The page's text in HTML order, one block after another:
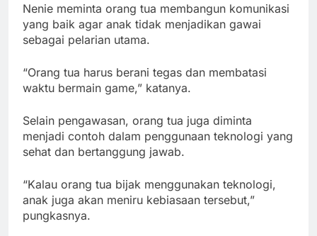
Nenie meminta orang tua membangun komunikasi
yang baik agar anak tidak menjadikan gawai
sebagai pelarian utama.
“Orang tua harus berani tegas dan membatasi
waktu bermain game,” katanya.
Selain pengawasan, orang tua juga diminta
menjadi contoh dalam penggunaan teknologi yang
sehat dan bertanggung jawab.
“Kalau orang tua bijak menggunakan teknologi,
anak juga akan meniru kebiasaan tersebut,”
pungkasnya.